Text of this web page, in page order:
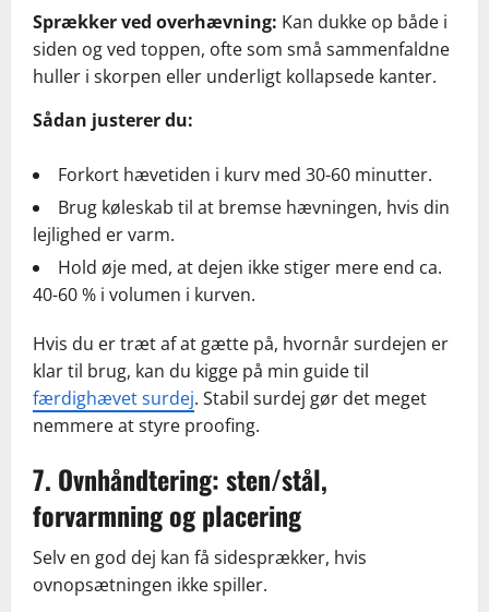
Sprækker ved overhævning: Kan dukke op både i
siden og ved toppen, ofte som små sammenfaldne
huller i skorpen eller underligt kollapsede kanter.
Sådan justerer du:
Forkort hævetiden i kurv med 30-60 minutter.
Brug køleskab til at bremse hævningen, hvis din
lejlighed er varm.
Hold øje med, at dejen ikke stiger mere end ca.
40-60 % i volumen i kurven.
Hvis du er træt af at gætte på, hvornår surdejen er
klar til brug, kan du kigge på min guide til
færdighævet surdej. Stabil surdej gør det meget
nemmere at styre proofing.
7. Ovnhåndtering: sten/stål,
forvarmning og placering
Selv en god dej kan få sidesprækker, hvis
ovnopsætningen ikke spiller.